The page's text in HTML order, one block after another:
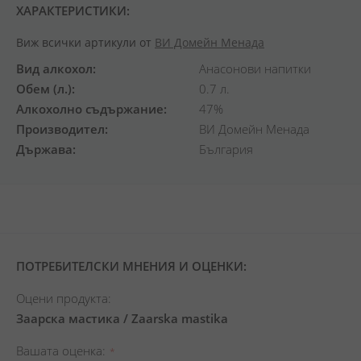
ХАРАКТЕРИСТИКИ:
Виж всички артикули от ВИ Домейн Менада
Вид алкохол
Анасонови напитки
Обем (л.)
0.7 л.
Алкохолно съдържание
47%
Производител
ВИ Домейн Менада
Държава
България
ПОТРЕБИТЕЛСКИ МНЕНИЯ И ОЦЕНКИ:
Оцени продукта:
Заарска мастика / Zaarska mastika
Вашата оценка